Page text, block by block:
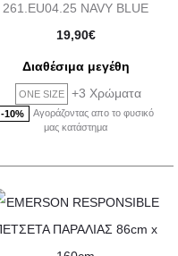
261.EU04.25 NAVY BLUE
19,90€
Διαθέσιμα μεγέθη
ONE SIZE +3 Χρώματα
-10%
Αγοράζοντας απο το φυσικό
μας κατάστημα